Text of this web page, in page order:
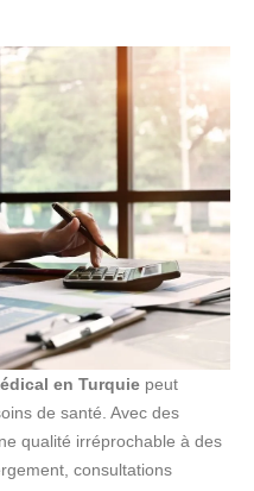
en Turquie peut
de santé. Avec des
qualité irréprochable à des
consultations